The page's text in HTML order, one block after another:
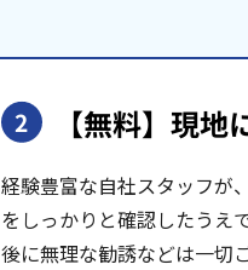
2 【無料】現地
経験豊富な自社スタッフが
をしっかりと確認したうえ
後に無理な勧誘などは一切